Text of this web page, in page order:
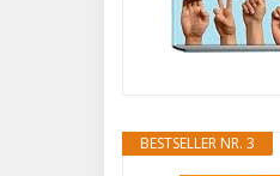
BESTSELLER NR. 3